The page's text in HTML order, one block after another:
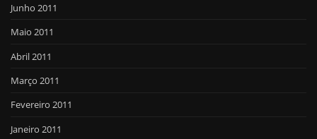
Junho 2011
Maio 2011
Abril 2011
Março 2011
Fevereiro 2011
Janeiro 2011